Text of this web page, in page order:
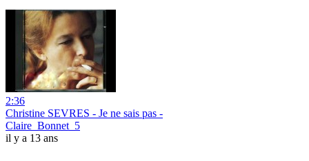
2:36
Christine SEVRES - Je ne sais pas -
Claire_Bonnet_5
il y a 13 ans